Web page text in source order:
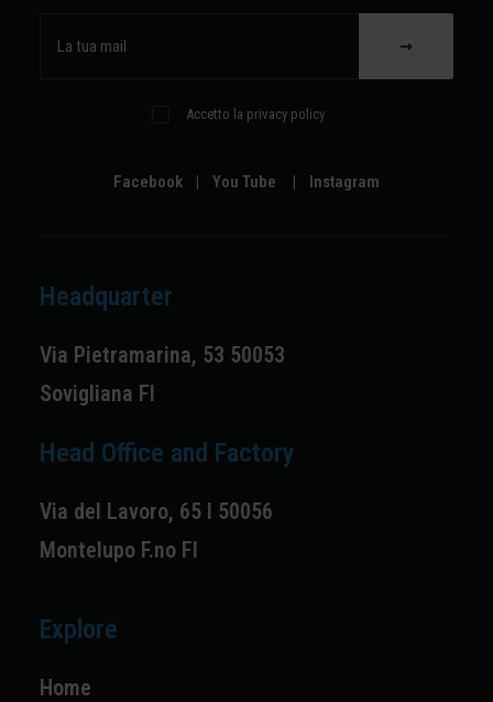
Accetto la privacy policy
Facebook | You Tube | Instagram
Headquarter
Via Pietramarina, 53 50053
Sovigliana FI
Head Office and Factory
Via del Lavoro, 65 I 50056
Montelupo F.no FI
Explore
Home